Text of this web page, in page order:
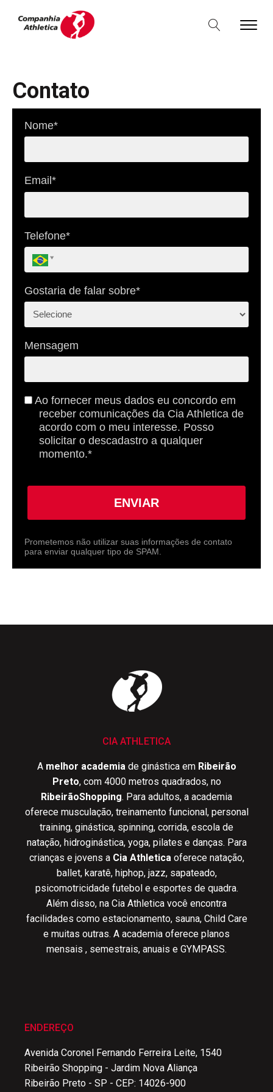
Contato
Nome*
Email*
Telefone*
Gostaria de falar sobre*
Mensagem
Ao fornecer meus dados eu concordo em
receber comunicações da Cia Athletica de
acordo com o meu interesse. Posso
solicitar o descadastro a qualquer
momento.*
ENVIAR
Prometemos não utilizar suas informações de contato
para enviar qualquer tipo de SPAM.
CIA ATHLETICA
A melhor academiade ginástica em Ribeirão
Preto, com 4000 metros quadrados, no
RibeirãoShopping. Para adultos, a academia
oferece musculação, treinamento funcional, personal
training, ginástica, spinning, corrida, escola de
natação, hidroginástica, yoga, pilates e danças. Para
crianças e jovens a Cia Athleticaoferece natação,
ballet, karatê, hiphop, jazz, sapateado,
psicomotricidade futebol e esportes de quadra.
Além disso, na Cia Athletica você encontra
facilidades como estacionamento, sauna, Child Care
e muitas outras. A academia oferece planos
mensais , semestrais, anuais e GYMPASS.
ENDEREÇO
Avenida Coronel Fernando Ferreira Leite, 1540
Ribeirão Shopping - Jardim Nova Aliança
Ribeirão Preto - SP - CEP: 14026-900